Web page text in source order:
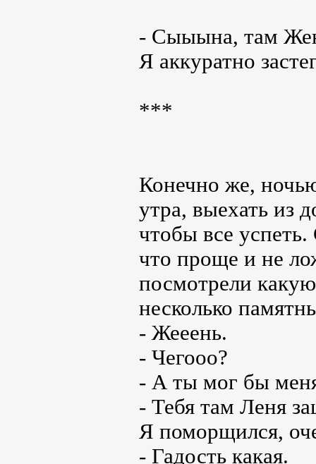
- Сыыына, там
Я аккуратно
***
Конечно же,
утра, выехать из
чтобы все
что проще и не
посмотрели
несколько
- Жееень.
- Чегооо?
- А ты мог бы
- Тебя там Леня
Я поморщился,
- Гадость какая.